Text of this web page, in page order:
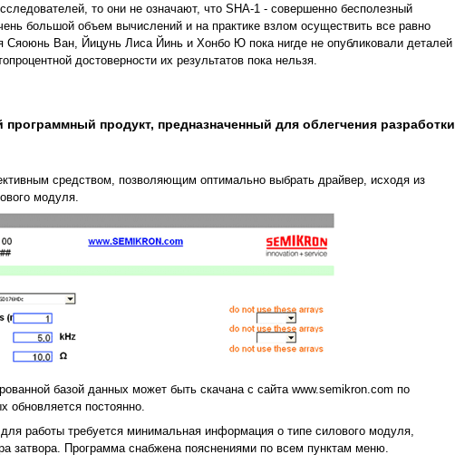
то они не означают, что SHA-1 - совершенно бесполезный
большой объем вычислений и на практике взлом осуществить все равно
Сяоюнь Ван, Йицунь Лиса Йинь и Хонбо Ю пока нигде не опубликовали деталей
достоверности их результатов пока нельзя.
программный продукт, предназначенный для облегчения разработки
средством, позволяющим оптимально выбрать драйвер, исходя из
модуля.
базой данных может быть скачана с сайта www.semikron.com по
обновляется постоянно.
работы требуется минимальная информация о типе силового модуля,
затвора. Программа снабжена пояснениями по всем пунктам меню.